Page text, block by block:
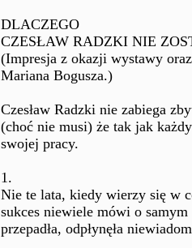
DLACZEGO
CZESŁAW RADZKI NIE
(Impresja z okazji wystawy
Mariana Bogusza.)
Czesław Radzki nie zabiega
(choć nie musi) że tak jak
swojej pracy.
1.
Nie te lata, kiedy wierzy się w
sukces niewiele mówi o
przepadła, odpłynęła